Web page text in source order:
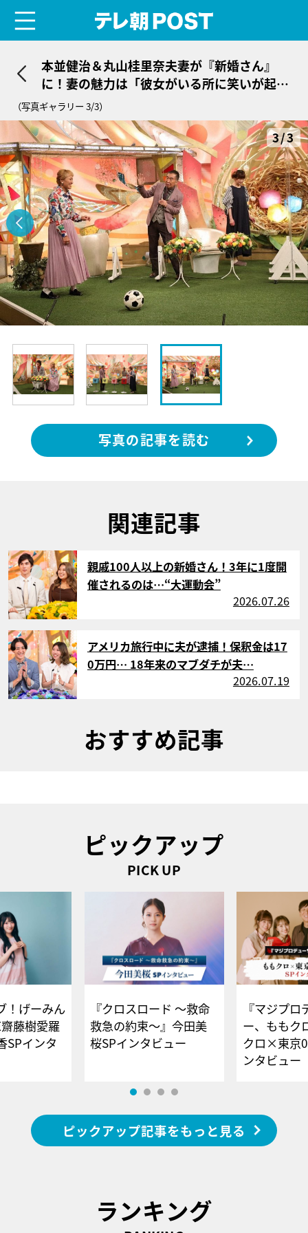
本並健治＆丸山桂里奈夫妻が『新婚さん』
に！妻の魅力は「彼女がいる所に笑いが起き
る」
（写真ギャラリー 3/3）
3/3
写真の記事を読む
関連記事
サムネイル
親戚100人以上の新婚さん！3年に1度開
催されるのは…“大運動会”
2026.07.26
サムネイル
アメリカ旅行中に夫が逮捕！保釈金は17
0万円… 18年来のマブダチが夫…
2026.07.19
おすすめ記事
ピックアップ
PICK UP
！げーみん
藤樹愛羅
SPインタ
『クロスロード ～救命
救急の約束～』今田美
桜SPインタビュー
『マジプロ
ー、ももク
クロ×東京
ンタビュー
ピックアップ記事をもっと見る
ランキング